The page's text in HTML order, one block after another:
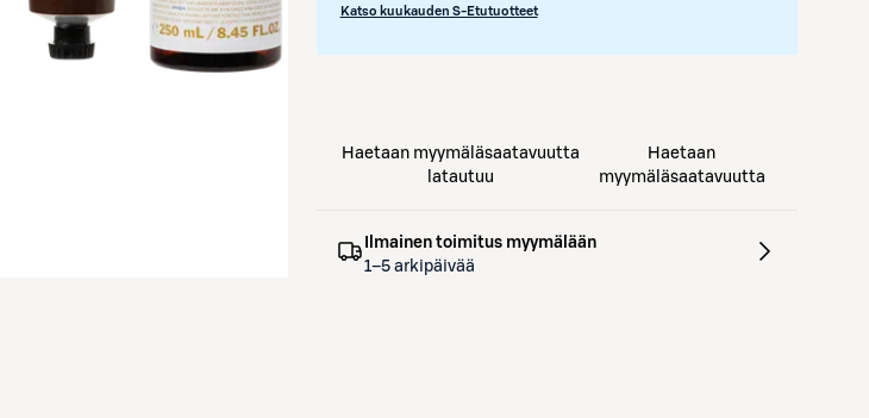
Katso kuukauden S-Etutuotteet
Haetaan myymäläsaatavuutta
latautuu
Haetaan
myymäläsaatavuutta
Ilmainen toimitus myymälään
1–5 arkipäivää